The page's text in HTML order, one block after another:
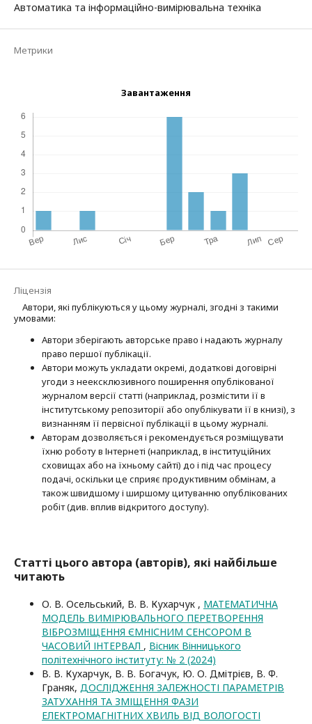
Автоматика та інформаційно-вимірювальна техніка
Метрики
Завантаження
Ліцензія
Автори, які публікуються у цьому журналі, згодні з такими
умовами:
Автори зберігають авторське право і надають журналу
право першої публі­кації.
Автори можуть укладати окремі, додат­кові договірні
угоди з неексклюзив­ного поширення опублікованої
журналом версії статті (наприклад, розмістити її в
інститутському репозиторії або опубліку­вати її в книзі), з
визнанням її первісної публікації в цьому журналі.
Авторам дозволяється і рекомендується розміщувати
їхню роботу в Інтернеті (наприклад, в інституційних
сховищах або на їхньому сайті) до і під час процесу
подачі, оскільки це сприяє продуктивним обмінам, а
також швидшому і ширшому цитуванню опубліко­ва­них
робіт (див. вплив відкритого доступу).
Статті цього автора (авторів), які найбільше
читають
О. В. Осельський, В. В. Кухарчук , МАТЕМАТИЧНА
МОДЕЛЬ ВИМІРЮВАЛЬНОГО ПЕРЕТВОРЕННЯ
ВІБРОЗМІЩЕННЯ ЄМНІСНИМ СЕНСОРОМ В
ЧАСОВИЙ ІНТЕРВАЛ , Вісник Вінницького
політехнічного інституту: № 2 (2024)
В. В. Кухарчук, В. В. Богачук, Ю. О. Дмітрієв, В. Ф.
Граняк, ДОСЛІДЖЕННЯ ЗАЛЕЖНОСТІ ПАРАМЕТРІВ
ЗАТУХАННЯ ТА ЗМІЩЕННЯ ФАЗИ
ЕЛЕКТРОМАГНІТНИХ ХВИЛЬ ВІД ВОЛОГОСТІ